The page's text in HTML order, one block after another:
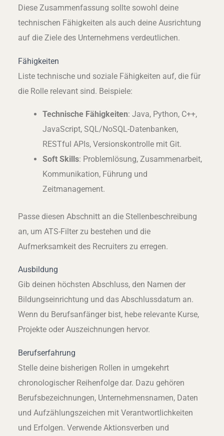
Diese Zusammenfassung sollte sowohl deine
technischen Fähigkeiten als auch deine Ausrichtung
auf die Ziele des Unternehmens verdeutlichen.
Fähigkeiten
Liste technische und soziale Fähigkeiten auf, die für
die Rolle relevant sind. Beispiele:
Technische Fähigkeiten: Java, Python, C++,
JavaScript, SQL/NoSQL-Datenbanken,
RESTful APIs, Versionskontrolle mit Git.
Soft Skills: Problemlösung, Zusammenarbeit,
Kommunikation, Führung und
Zeitmanagement.
Passe diesen Abschnitt an die Stellenbeschreibung
an, um ATS-Filter zu bestehen und die
Aufmerksamkeit des Recruiters zu erregen.
Ausbildung
Gib deinen höchsten Abschluss, den Namen der
Bildungseinrichtung und das Abschlussdatum an.
Wenn du Berufsanfänger bist, hebe relevante Kurse,
Projekte oder Auszeichnungen hervor.
Berufserfahrung
Stelle deine bisherigen Rollen in umgekehrt
chronologischer Reihenfolge dar. Dazu gehören
Berufsbezeichnungen, Unternehmensnamen, Daten
und Aufzählungszeichen mit Verantwortlichkeiten
und Erfolgen. Verwende Aktionsverben und